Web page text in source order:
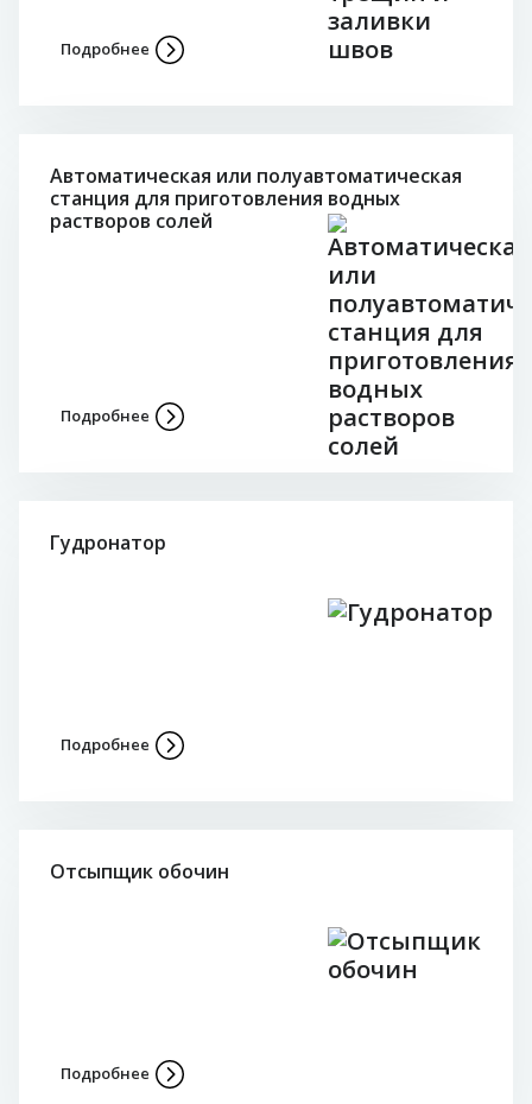
Подробнее
Автоматическая или полуавтоматическая
станция для приготовления водных
растворов солей
Подробнее
Гудронатор
Подробнее
Отсыпщик обочин
Подробнее